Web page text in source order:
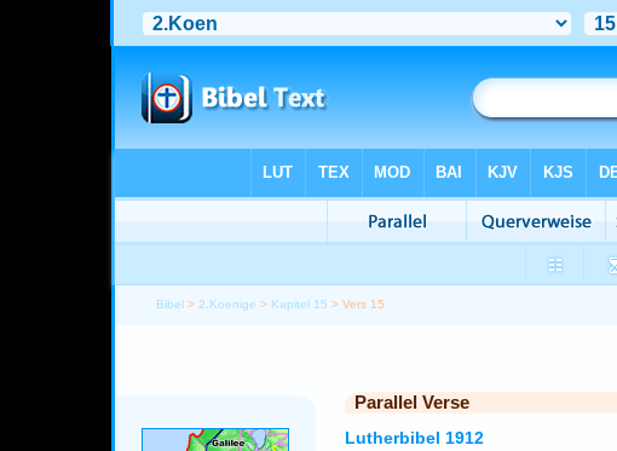
Bibel > 2.Koenige > Kapitel 15 > Vers 15
Parallel Verse
Lutherbibel 1912